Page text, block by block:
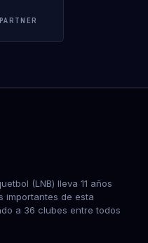
(LNB) lleva 11 años
importantes de esta
a 36 clubes entre todos